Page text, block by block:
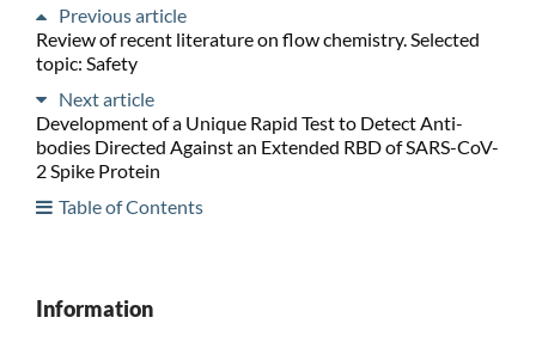
Previous article
Review of recent literature on flow chemistry. Selected
topic: Safety
Next article
Development of a Unique Rapid Test to Detect Anti-
bodies Directed Against an Extended RBD of SARS-CoV-
2 Spike Protein
Table of Contents
Information